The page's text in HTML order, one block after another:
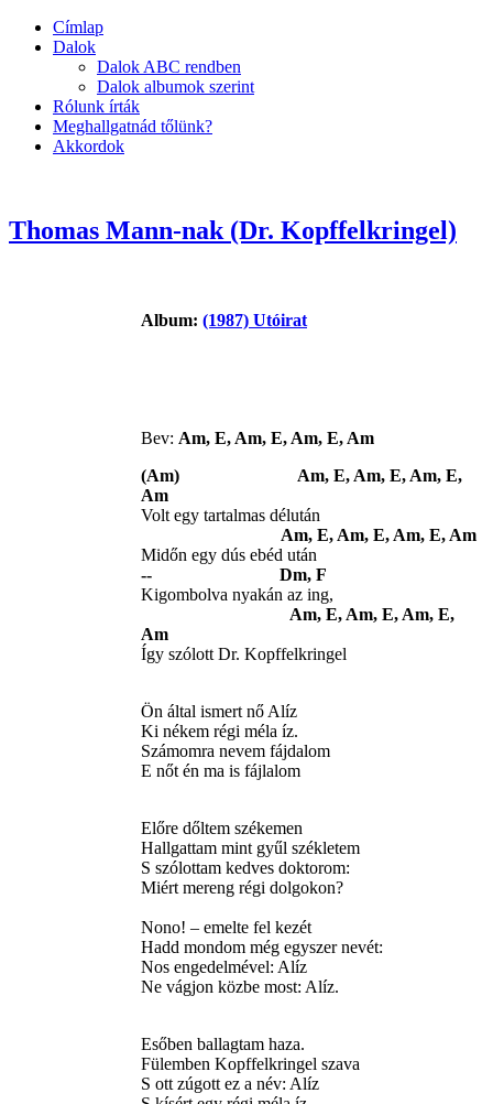
Címlap
Dalok
Dalok ABC rendben
Dalok albumok szerint
Rólunk írták
Meghallgatnád tőlünk?
Akkordok
Thomas Mann-nak (Dr. Kopffelkringel)
Album: (1987) Utóirat
Bev: Am, E, Am, E, Am, E, Am
(Am) Am, E, Am, E, Am, E,
Am
Volt egy tartalmas délután
Am, E, Am, E, Am, E, Am
Midőn egy dús ebéd után
-- Dm, F
Kigombolva nyakán az ing,
Am, E, Am, E, Am, E,
Am
Így szólott Dr. Kopffelkringel
Ön által ismert nő Alíz
Ki nékem régi méla íz.
Számomra nevem fájdalom
E nőt én ma is fájlalom
Előre dőltem székemen
Hallgattam mint gyűl székletem
S szólottam kedves doktorom:
Miért mereng régi dolgokon?
Nono! – emelte fel kezét
Hadd mondom még egyszer nevét:
Nos engedelmével: Alíz
Ne vágjon közbe most: Alíz.
Esőben ballagtam haza.
Fülemben Kopffelkringel szava
S ott zúgott ez a név: Alíz